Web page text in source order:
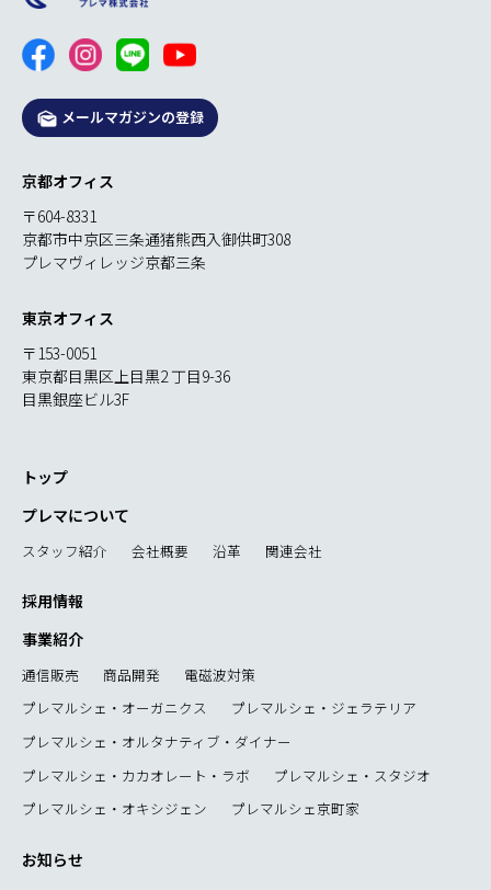
メールマガジンの登録
京都オフィス
〒604-8331
京都市中京区三条通猪熊西入御供町308
プレマヴィレッジ京都三条
東京オフィス
〒153-0051
東京都目黒区上目黒2 丁目9-36
目黒銀座ビル3F
トップ
プレマについて
スタッフ紹介 会社概要 沿革 関連会社
採用情報
事業紹介
通信販売 商品開発
電磁波対策
プレマルシェ・オーガニクス
プレマルシェ・ジェラテリア
プレマルシェ・オルタナティブ・ダイナー
プレマルシェ・カカオレート・ラボ
プレマルシェ・スタジオ
プレマルシェ・オキシジェン
プレマルシェ京町家
お知らせ